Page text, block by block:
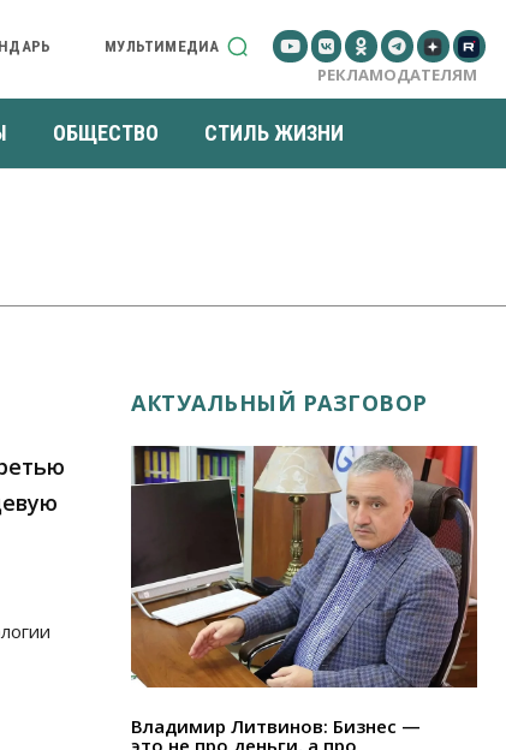
МУЛЬТИМЕДИА
РЕКЛАМОДАТЕЛЯМ
ОБЩЕСТВО СТИЛЬ ЖИЗНИ
АКТУАЛЬНЫЙ РАЗГОВОР
Владимир Литвинов: Бизнес —